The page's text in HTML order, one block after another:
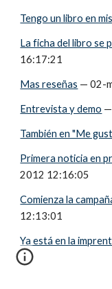
Tengo un libro en
La ficha del libro se
16:17:21
Mas reseñas — 02-
Entrevista y demo
También en "Me
Primera noticia en
2012 12:16:05
Comienza la
12:13:01
Ya está en la